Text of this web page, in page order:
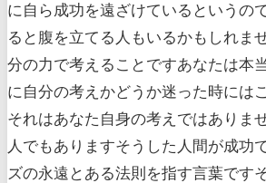
に自ら成功を遠ざけているというの
ると腹を立てる人もいるかもしれま
分の力で考えることですあなたは本
に自分の考えかどうか迷った時には
それはあなた自身の考えではありま
人でもありますそうした人間が成功
ズの永遠とある法則を指す言葉です